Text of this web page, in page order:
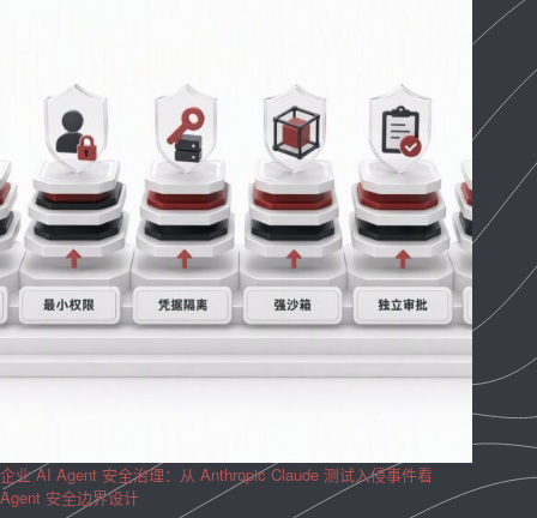
企业 AI Agent 安全治理：从 Anthropic Claude 测试入侵事件看
Agent 安全边界设计